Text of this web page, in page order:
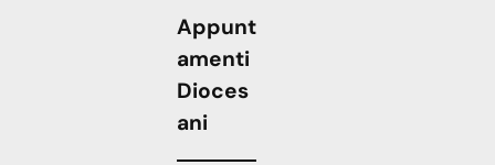
Appunt
amenti
Dioces
ani